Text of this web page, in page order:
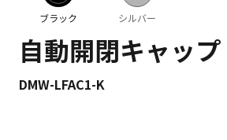
ブラック シルバー
自動開閉キャップ
DMW-LFAC1-K